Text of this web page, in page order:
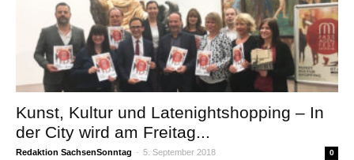
Kunst, Kultur und Latenightshopping – In
der City wird am Freitag...
Redaktion SachsenSonntag - 5. September 2018 0